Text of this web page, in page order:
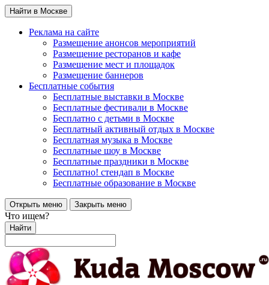
Найти в Москве
Реклама на сайте
Размещение анонсов мероприятий
Размещение ресторанов и кафе
Размещение мест и площадок
Размещение баннеров
Бесплатные события
Бесплатные выставки в Москве
Бесплатные фестивали в Москве
Бесплатно с детьми в Москве
Бесплатный активный отдых в Москве
Бесплатная музыка в Москве
Бесплатные шоу в Москве
Бесплатные праздники в Москве
Бесплатно! стендап в Москве
Бесплатные образование в Москве
Открыть меню Закрыть меню
Что ищем?
Найти